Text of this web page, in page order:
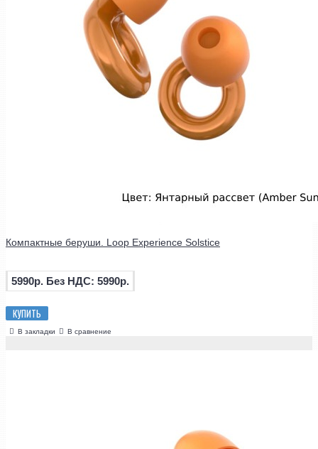
Компактные беруши. Loop Experience Solstice
5990р. Без НДС: 5990р.
КУПИТЬ
В закладки В сравнение